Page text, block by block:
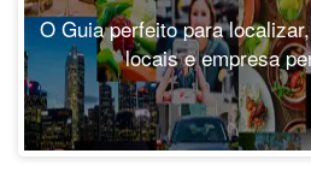
O Guia perfeito para
locais e empresa